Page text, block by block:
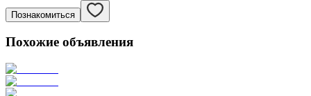
Познакомиться
Похожие объявления